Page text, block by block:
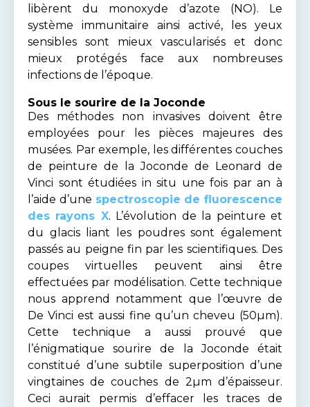
libèrent du monoxyde d’azote (NO). Le
système immunitaire ainsi activé, les yeux
sensibles sont mieux vascularisés et donc
mieux protégés face aux nombreuses
infections de l’époque.
Sous le sourire de la Joconde
Des méthodes non invasives doivent être
employées pour les pièces majeures des
musées. Par exemple, les différentes couches
de peinture de la Joconde de Leonard de
Vinci sont étudiées in situ une fois par an à
l’aide d’une spectroscopie de fluorescence
des rayons X. L’évolution de la peinture et
du glacis liant les poudres sont également
passés au peigne fin par les scientifiques. Des
coupes virtuelles peuvent ainsi être
effectuées par modélisation. Cette technique
nous apprend notamment que l’œuvre de
De Vinci est aussi fine qu’un cheveu (50µm).
Cette technique a aussi prouvé que
l’énigmatique sourire de la Joconde était
constitué d’une subtile superposition d’une
vingtaines de couches de 2µm d’épaisseur.
Ceci aurait permis d’effacer les traces de